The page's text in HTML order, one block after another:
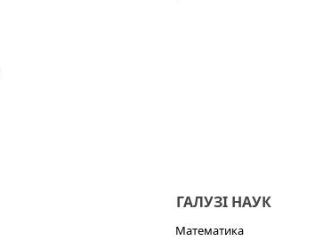
ГАЛУЗІ НАУК
Математика